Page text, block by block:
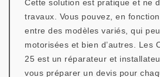
Cette solution est pratique et ne
travaux. Vous pouvez, en
entre des modèles variés, qui
motorisées et bien d’autres. Les
25 est un réparateur et
vous préparer un devis pour